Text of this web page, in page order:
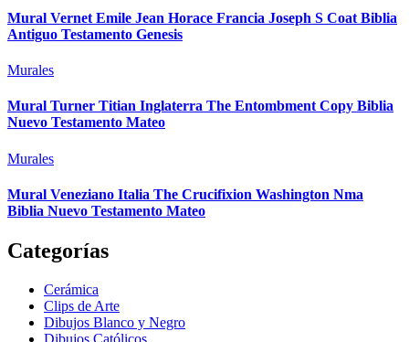
Mural Vernet Emile Jean Horace Francia Joseph S Coat Biblia
Antiguo Testamento Genesis
Murales
Mural Turner Titian Inglaterra The Entombment Copy Biblia
Nuevo Testamento Mateo
Murales
Mural Veneziano Italia The Crucifixion Washington Nma
Biblia Nuevo Testamento Mateo
Categorías
Cerámica
Clips de Arte
Dibujos Blanco y Negro